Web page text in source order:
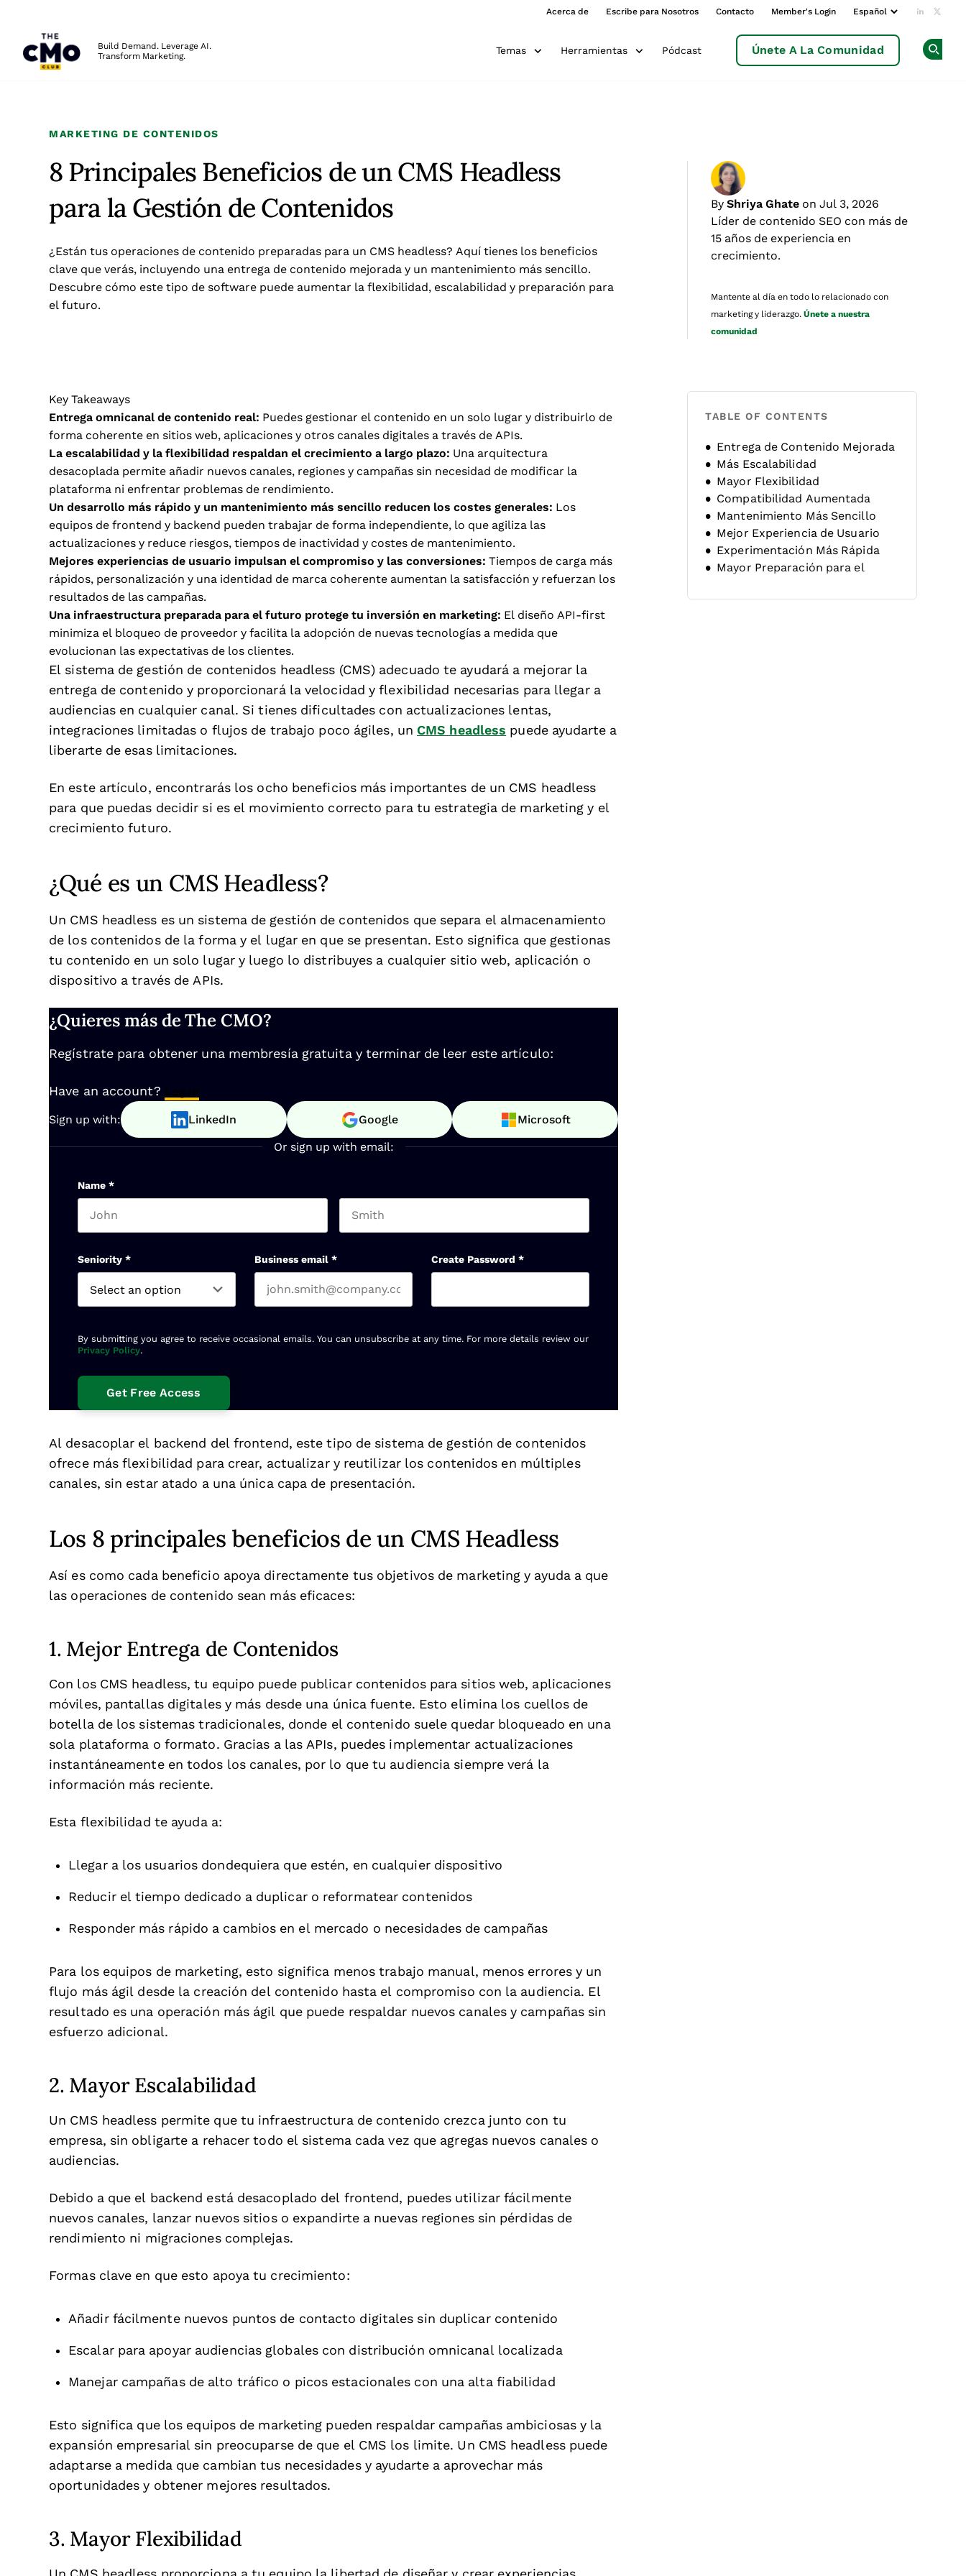
Acerca de Escribe para Nosotros Contacto Member's Login Add us
Build Demand. Leverage AI.
Transform Marketing.
Temas Herramientas Pódcast Únete A La Comunidad
MARKETING DE CONTENIDOS
8 Principales Beneficios de un CMS Headless
para la Gestión de Contenidos
By Shriya Ghate on Jul 3, 2026
Líder de contenido SEO con más de
15 años de experiencia en
crecimiento.
Mantente al día en todo lo relacionado con
marketing y liderazgo. Únete a nuestra
comunidad
¿Están tus operaciones de contenido preparadas para un CMS headless? Aquí tienes los beneficios
clave que verás, incluyendo una entrega de contenido mejorada y un mantenimiento más sencillo.
Descubre cómo este tipo de software puede aumentar la flexibilidad, escalabilidad y preparación para
el futuro.
Key Takeaways
Entrega omnicanal de contenido real: Puedes gestionar el contenido en un solo lugar y distribuirlo de
forma coherente en sitios web, aplicaciones y otros canales digitales a través de APIs.
La escalabilidad y la flexibilidad respaldan el crecimiento a largo plazo: Una arquitectura
desacoplada permite añadir nuevos canales, regiones y campañas sin necesidad de modificar la
plataforma ni enfrentar problemas de rendimiento.
Un desarrollo más rápido y un mantenimiento más sencillo reducen los costes generales: Los
equipos de frontend y backend pueden trabajar de forma independiente, lo que agiliza las
actualizaciones y reduce riesgos, tiempos de inactividad y costes de mantenimiento.
Mejores experiencias de usuario impulsan el compromiso y las conversiones: Tiempos de carga más
rápidos, personalización y una identidad de marca coherente aumentan la satisfacción y refuerzan los
resultados de las campañas.
Una infraestructura preparada para el futuro protege tu inversión en marketing: El diseño API-first
minimiza el bloqueo de proveedor y facilita la adopción de nuevas tecnologías a medida que
evolucionan las expectativas de los clientes.
El sistema de gestión de contenidos headless (CMS) adecuado te ayudará a mejorar la
entrega de contenido y proporcionará la velocidad y flexibilidad necesarias para llegar a
audiencias en cualquier canal. Si tienes dificultades con actualizaciones lentas,
integraciones limitadas o flujos de trabajo poco ágiles, un CMS headless puede ayudarte a
liberarte de esas limitaciones.
En este artículo, encontrarás los ocho beneficios más importantes de un CMS headless
para que puedas decidir si es el movimiento correcto para tu estrategia de marketing y el
crecimiento futuro.
¿Qué es un CMS Headless?
Un CMS headless es un sistema de gestión de contenidos que separa el almacenamiento
de los contenidos de la forma y el lugar en que se presentan. Esto significa que gestionas
tu contenido en un solo lugar y luego lo distribuyes a cualquier sitio web, aplicación o
dispositivo a través de APIs.
¿Quieres más de The CMO?
Regístrate para obtener una membresía gratuita y terminar de leer este artículo:
Have an account? Log In
Sign up with: LinkedIn Google Microsoft
Or sign up with email:
Name *
Seniority * Business email * Create Password *
By submitting you agree to receive occasional emails. You can unsubscribe at any time. For more details review our
Privacy Policy.
Al desacoplar el backend del frontend, este tipo de sistema de gestión de contenidos
ofrece más flexibilidad para crear, actualizar y reutilizar los contenidos en múltiples
canales, sin estar atado a una única capa de presentación.
Los 8 principales beneficios de un CMS Headless
Así es como cada beneficio apoya directamente tus objetivos de marketing y ayuda a que
las operaciones de contenido sean más eficaces:
1. Mejor Entrega de Contenidos
Con los CMS headless, tu equipo puede publicar contenidos para sitios web, aplicaciones
móviles, pantallas digitales y más desde una única fuente. Esto elimina los cuellos de
botella de los sistemas tradicionales, donde el contenido suele quedar bloqueado en una
sola plataforma o formato. Gracias a las APIs, puedes implementar actualizaciones
instantáneamente en todos los canales, por lo que tu audiencia siempre verá la
información más reciente.
Esta flexibilidad te ayuda a:
Llegar a los usuarios dondequiera que estén, en cualquier dispositivo
Reducir el tiempo dedicado a duplicar o reformatear contenidos
Responder más rápido a cambios en el mercado o necesidades de campañas
Para los equipos de marketing, esto significa menos trabajo manual, menos errores y un
flujo más ágil desde la creación del contenido hasta el compromiso con la audiencia. El
resultado es una operación más ágil que puede respaldar nuevos canales y campañas sin
esfuerzo adicional.
2. Mayor Escalabilidad
Un CMS headless permite que tu infraestructura de contenido crezca junto con tu
empresa, sin obligarte a rehacer todo el sistema cada vez que agregas nuevos canales o
audiencias.
Debido a que el backend está desacoplado del frontend, puedes utilizar fácilmente
nuevos canales, lanzar nuevos sitios o expandirte a nuevas regiones sin pérdidas de
rendimiento ni migraciones complejas.
Formas clave en que esto apoya tu crecimiento:
Añadir fácilmente nuevos puntos de contacto digitales sin duplicar contenido
Escalar para apoyar audiencias globales con distribución omnicanal localizada
Manejar campañas de alto tráfico o picos estacionales con una alta fiabilidad
Esto significa que los equipos de marketing pueden respaldar campañas ambiciosas y la
expansión empresarial sin preocuparse de que el CMS los limite. Un CMS headless puede
adaptarse a medida que cambian tus necesidades y ayudarte a aprovechar más
oportunidades y obtener mejores resultados.
3. Mayor Flexibilidad
TABLE OF CONTENTS
Entrega de Contenido Mejorada
Más Escalabilidad
Mayor Flexibilidad
Compatibilidad Aumentada
Mantenimiento Más Sencillo
Mejor Experiencia de Usuario
Experimentación Más Rápida
Mayor Preparación para el